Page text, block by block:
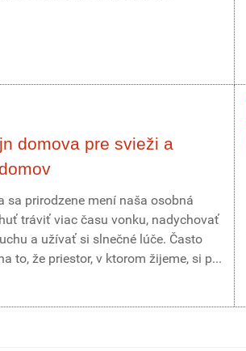
domova pre svieži a
sa prirodzene mení naša osobná
tráviť viac času vonku, nadychovať
a užívať si slnečné lúče. Často
to, že priestor, v ktorom žijeme, si p...